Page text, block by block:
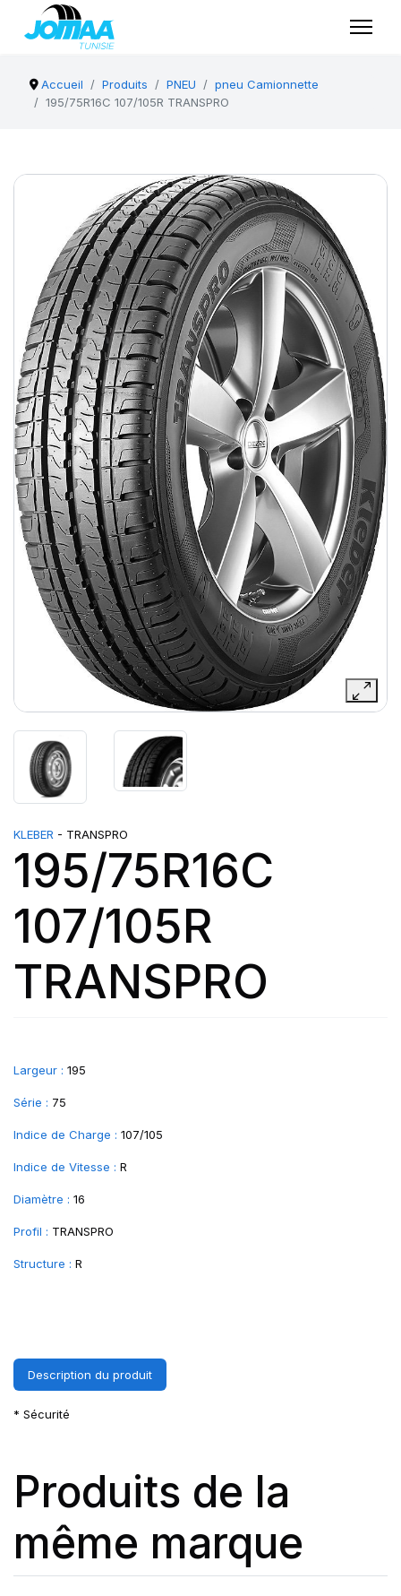
Accueil Produits PNEU
pneu Camionnette
195/75R16C 107/105R TRANSPRO
KLEBER - TRANSPRO
195/75R16C
107/105R
TRANSPRO
Largeur : 195
Série : 75
Indice de Charge : 107/105
Indice de Vitesse : R
Diamètre : 16
Profil : TRANSPRO
Structure : R
Description du produit
* Sécurité
Produits de la
même marque